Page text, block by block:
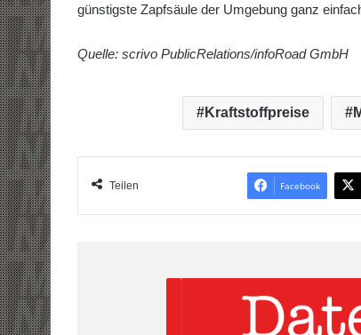
günstigste Zapfsäule der Umgebung ganz
Quelle: scrivo PublicRelations/infoRoad GmbH
Kraftstoffpreise
Teilen Facebook